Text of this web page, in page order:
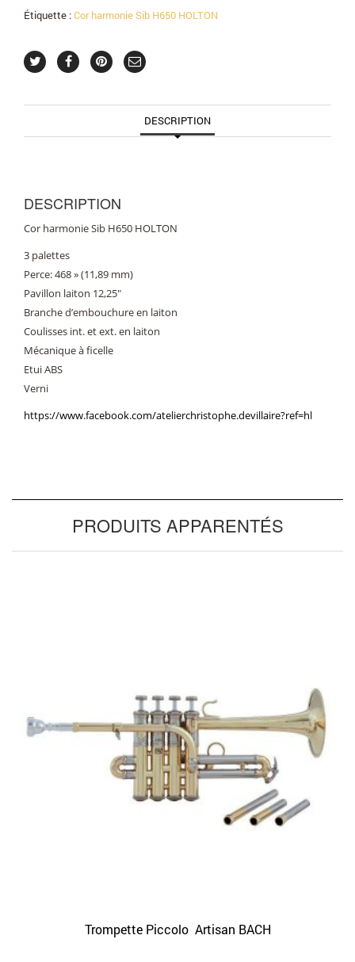
Étiquette :Cor harmonie Sib H650 HOLTON
DESCRIPTION
DESCRIPTION
Cor harmonie Sib H650 HOLTON
3 palettes
Perce: 468 » (11,89 mm)
Pavillon laiton 12,25″
Branche d’embouchure en laiton
Coulisses int. et ext. en laiton
Mécanique à ficelle
Etui ABS
Verni
https://www.facebook.com/atelierchristophe.devillaire?ref=hl
PRODUITS APPARENTÉS
Trompette Piccolo Artisan BACH